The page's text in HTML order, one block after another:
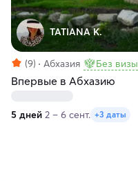
TATIANA K.
(9) Абхазия Без визы
Впервые в Абхазию
5 дней 2 – 6 сент. +3 даты